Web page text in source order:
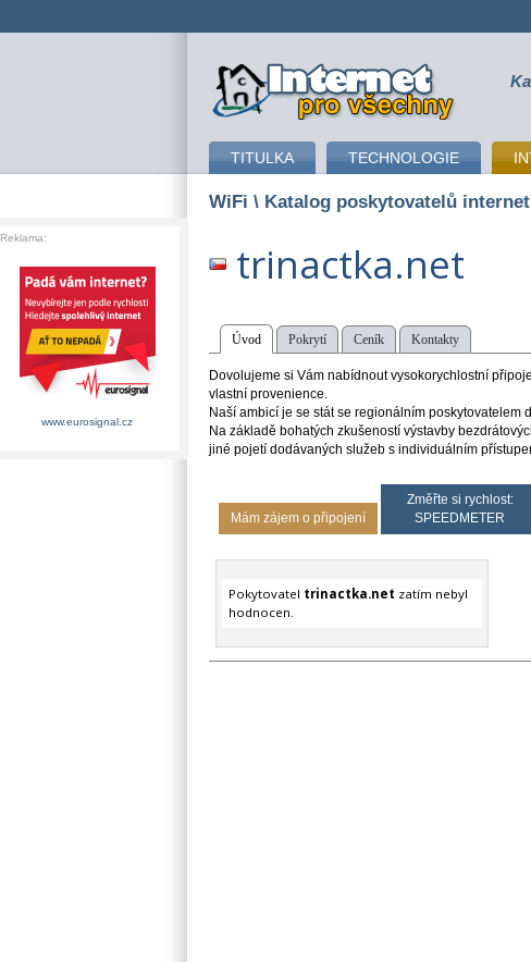
připojení k internetu
TITULKA TECHNOLOGIE
WiFi \ Katalog poskytovatelů
trinactka.net
Úvod Pokrytí Ceník Kontakty
Dovolujeme si Vám nabídnout vysokorychlostní
vlastní provenience.
Naší ambicí je se stát se regionálním poskytovatelem
Na základě bohatých zkušeností výstavby
jiné pojetí dodávaných služeb s individuálním
Mám zájem o připojení
Změřte si rychlost:
SPEEDMETER
Pokytovatel trinactka.net zatím nebyl
hodnocen.
Reklama:
www.eurosignal.cz